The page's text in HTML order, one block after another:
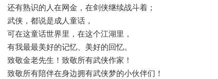
还有熟识的人在网金，在剑侠继续战斗着；
武侠，都说是成人童话，
可在这童话世界里，在这个江湖里，
有我最最美好的记忆、美好的回忆。
致敬金老先生！致敬所有武侠作家！
致敬所有陪伴在身边拥有武侠梦的小伙伴们！